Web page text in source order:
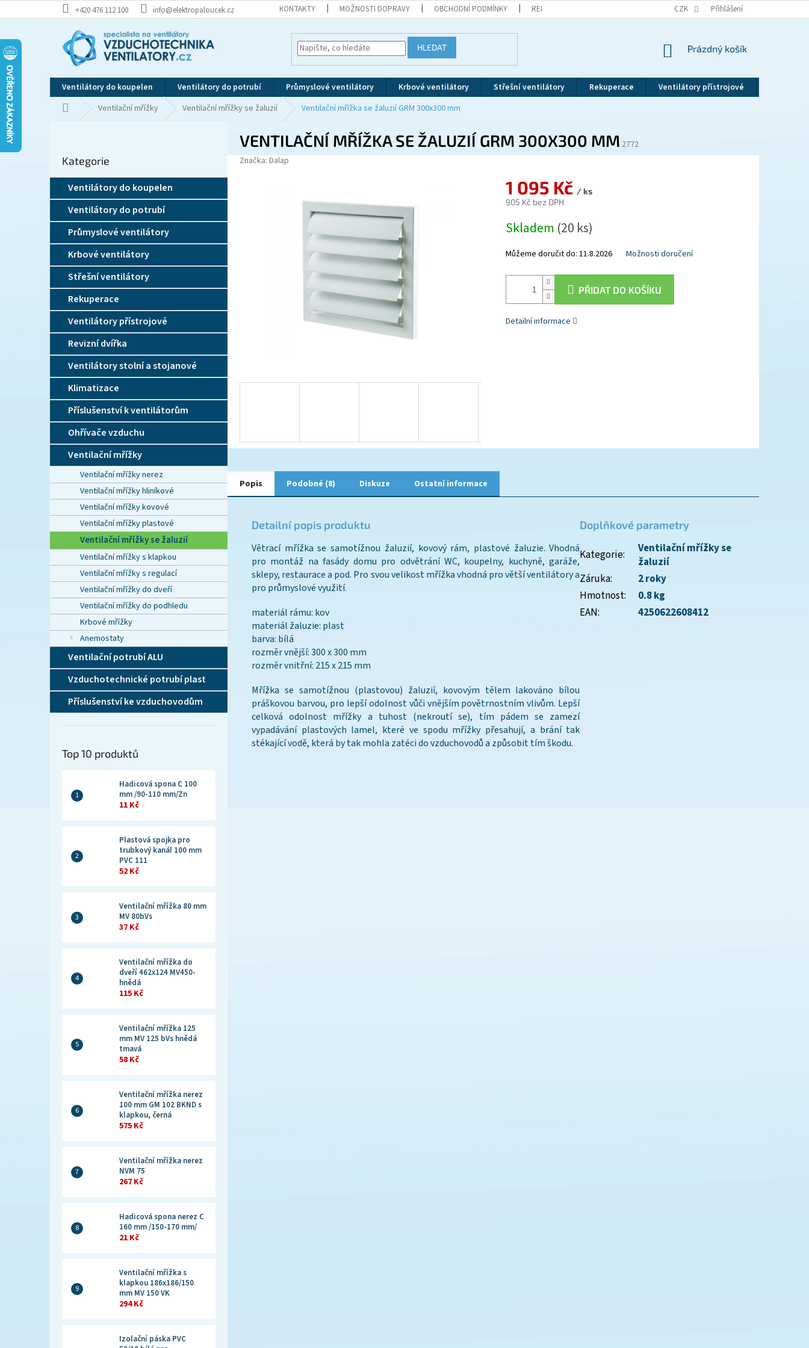
na
+420 476 112 100 info@elektropaloucek.cz KONTAKTY MOŽNOSTI DOPRAVY OBCHODNÍ PODMÍNKY REKLAMAČNÍ ŘÁD ZÁSADY OCHRANY OSOBNÍCH
CZK Přihlášení
HLEDAT
NÁKUPNÍ
Prázdný košík
Ventilátory do koupelen Ventilátory do potrubí Průmyslové ventilátory Krbové ventilátory Střešní ventilátory Rekuperace Ventilátory přístrojové
Domů Ventilační mřížky Ventilační mřížky se žaluzií Ventilační mřížka se žaluzií GRM 300x300 mm
r
n
p
e
kategorie
Kategorie
Ventilátory do koupelen
Ventilátory do potrubí
Průmyslové ventilátory
Krbové ventilátory
Střešní ventilátory
Rekuperace
Ventilátory přístrojové
Revizní dvířka
Ventilátory stolní a stojanové
Klimatizace
Příslušenství k ventilátorům
Ohřívače vzduchu
Ventilační mřížky
Ventilační mřížky nerez
Ventilační mřížky hliníkové
Ventilační mřížky kovové
Ventilační mřížky plastové
Ventilační mřížky se žaluzií
Ventilační mřížky s klapkou
Ventilační mřížky s regulací
Ventilační mřížky do dveří
Ventilační mřížky do podhledu
Krbové mřížky
Anemostaty
Ventilační potrubí ALU
Vzduchotechnické potrubí plast
Příslušenství ke vzduchovodům
Top 10 produktů
Hadicová spona C 100
mm /90-110 mm/Zn
11 Kč
Plastová spojka pro
trubkový kanál 100 mm
PVC 111
52 Kč
Ventilační mřížka 80 mm
MV 80bVs
37 Kč
Ventilační mřížka do
dveří 462x124 MV450-
hnědá
115 Kč
Ventilační mřížka 125
mm MV 125 bVs hnědá
tmavá
58 Kč
Ventilační mřížka nerez
100 mm GM 102 BKND s
klapkou, černá
575 Kč
Ventilační mřížka nerez
NVM 75
267 Kč
Hadicová spona nerez C
160 mm /150-170 mm/
21 Kč
Ventilační mřížka s
klapkou 186x186/150
mm MV 150 VK
294 Kč
Izolační páska PVC
VENTILAČNÍ MŘÍŽKA SE ŽALUZIÍ GRM 300X300 MM 2772
Značka: Dalap
1 095 Kč / ks
905 Kč bez DPH
cena:
Skladem (20 ks)
Můžeme doručit do: 11.8.2026 Možnosti doručení
PŘIDAT DO KOŠÍKU
Detailní informace
Popis Podobné (8) Diskuze Ostatní informace
Detailní popis produktu
Větrací mřížka se samotížnou žaluzií, kovový rám, plastové žaluzie. Vhodná
pro montáž na fasády domu pro odvětrání WC, koupelny, kuchyně, garáže,
sklepy, restaurace a pod. Pro svou velikost mřížka vhodná pro větší ventilátory a
pro průmyslové využití.
materiál rámu: kov
materiál žaluzie: plast
barva: bílá
rozměr vnější: 300 x 300 mm
rozměr vnitřní: 215 x 215 mm
Mřížka se samotížnou (plastovou) žaluzií, kovovým tělem lakováno bílou
práškovou barvou, pro lepší odolnost vůči vnějším povětrnostním vlivům. Lepší
celková odolnost mřížky a tuhost (nekroutí se), tím pádem se zamezí
vypadávání plastových lamel, které ve spodu mřížky přesahují, a brání tak
stékající vodě, která by tak mohla zatéci do vzduchovodů a způsobit tím škodu.
Doplňkové parametry
Kategorie:
Ventilační mřížky se
žaluzií
Záruka:
2 roky
Hmotnost:
0.8 kg
EAN: 4250622608412